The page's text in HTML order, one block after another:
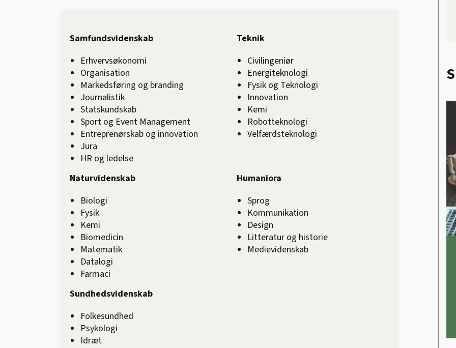
Samfundsvidenskab
Erhvervsøkonomi
Organisation
Markedsføring og branding
Journalistik
Statskundskab
Sport og Event Management
Entreprenørskab og innovation
Jura
HR og ledelse
Teknik
Civilingeniør
Energiteknologi
Fysik og Teknologi
Innovation
Kemi
Robotteknologi
Velfærdsteknologi
Naturvidenskab
Biologi
Fysik
Kemi
Biomedicin
Matematik
Datalogi
Farmaci
Humaniora
Sprog
Kommunikation
Design
Litteratur og historie
Medievidenskab
Sundhedsvidenskab
Folkesundhed
Psykologi
Idræt